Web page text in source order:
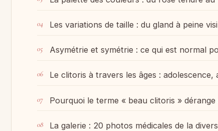
Les variations de taille : du gland à peine
Asymétrie et symétrie : ce qui est normal
Le clitoris à travers les âges : adolescence,
Pourquoi le terme « beau clitoris »
La galerie : 20 photos médicales de la